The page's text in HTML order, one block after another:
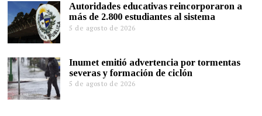
Autoridades educativas reincorporaron a
más de 2.800 estudiantes al sistema
5 de agosto de 2026
Inumet emitió advertencia por tormentas
severas y formación de ciclón
5 de agosto de 2026